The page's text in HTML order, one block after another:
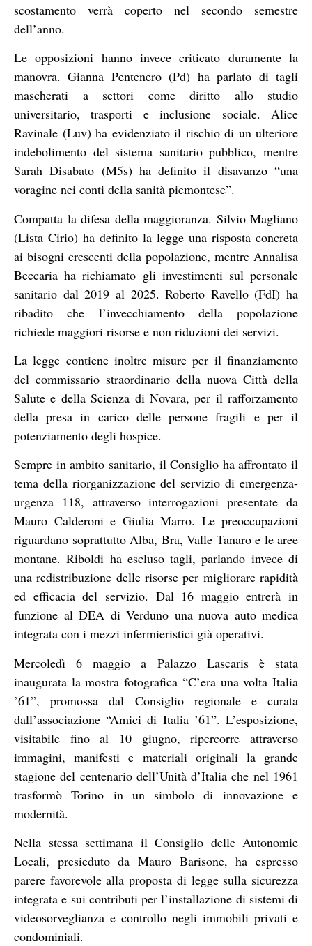
scostamento verrà coperto nel secondo semestre
dell’anno.
Le opposizioni hanno invece criticato duramente la
manovra. Gianna Pentenero (Pd) ha parlato di tagli
mascherati a settori come diritto allo studio
universitario, trasporti e inclusione sociale. Alice
Ravinale (Luv) ha evidenziato il rischio di un ulteriore
indebolimento del sistema sanitario pubblico, mentre
Sarah Disabato (M5s) ha definito il disavanzo “una
voragine nei conti della sanità piemontese”.
Compatta la difesa della maggioranza. Silvio Magliano
(Lista Cirio) ha definito la legge una risposta concreta
ai bisogni crescenti della popolazione, mentre Annalisa
Beccaria ha richiamato gli investimenti sul personale
sanitario dal 2019 al 2025. Roberto Ravello (FdI) ha
ribadito che l’invecchiamento della popolazione
richiede maggiori risorse e non riduzioni dei servizi.
La legge contiene inoltre misure per il finanziamento
del commissario straordinario della nuova Città della
Salute e della Scienza di Novara, per il rafforzamento
della presa in carico delle persone fragili e per il
potenziamento degli hospice.
Sempre in ambito sanitario, il Consiglio ha affrontato il
tema della riorganizzazione del servizio di emergenza-
urgenza 118, attraverso interrogazioni presentate da
Mauro Calderoni e Giulia Marro. Le preoccupazioni
riguardano soprattutto Alba, Bra, Valle Tanaro e le aree
montane. Riboldi ha escluso tagli, parlando invece di
una redistribuzione delle risorse per migliorare rapidità
ed efficacia del servizio. Dal 16 maggio entrerà in
funzione al DEA di Verduno una nuova auto medica
integrata con i mezzi infermieristici già operativi.
Mercoledì 6 maggio a Palazzo Lascaris è stata
inaugurata la mostra fotografica “C’era una volta Italia
’61”, promossa dal Consiglio regionale e curata
dall’associazione “Amici di Italia ’61”. L’esposizione,
visitabile fino al 10 giugno, ripercorre attraverso
immagini, manifesti e materiali originali la grande
stagione del centenario dell’Unità d’Italia che nel 1961
trasformò Torino in un simbolo di innovazione e
modernità.
Nella stessa settimana il Consiglio delle Autonomie
Locali, presieduto da Mauro Barisone, ha espresso
parere favorevole alla proposta di legge sulla sicurezza
integrata e sui contributi per l’installazione di sistemi di
videosorveglianza e controllo negli immobili privati e
condominiali.